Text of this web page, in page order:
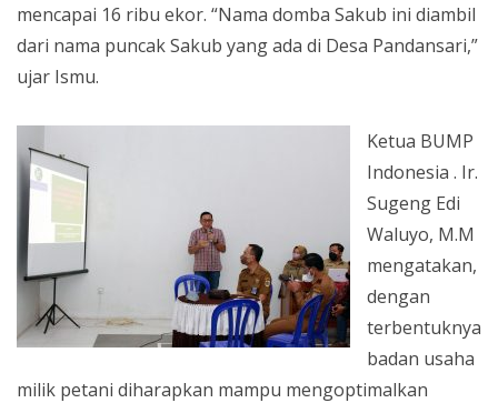
mencapai 16 ribu ekor. “Nama domba Sakub ini diambil
dari nama puncak Sakub yang ada di Desa Pandansari,”
ujar Ismu.
Ketua BUMP
Indonesia . Ir.
Sugeng Edi
Waluyo, M.M
mengatakan,
dengan
terbentuknya
badan usaha
milik petani diharapkan mampu mengoptimalkan